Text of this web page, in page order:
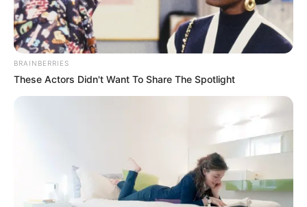
Feeling Tired? Here's The Trick To Perform Better
MEDVI
BRAINBERRIES
These Actors Didn't Want To Share The Spotlight